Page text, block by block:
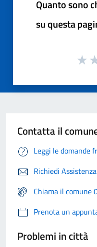
Quanto sono
su questa
Contatta il
Leggi le domande
Richiedi Assistenza
Chiama il comune
Prenota un
Problemi in città